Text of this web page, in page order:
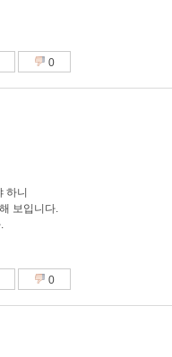
0
하니
보입니다.
0